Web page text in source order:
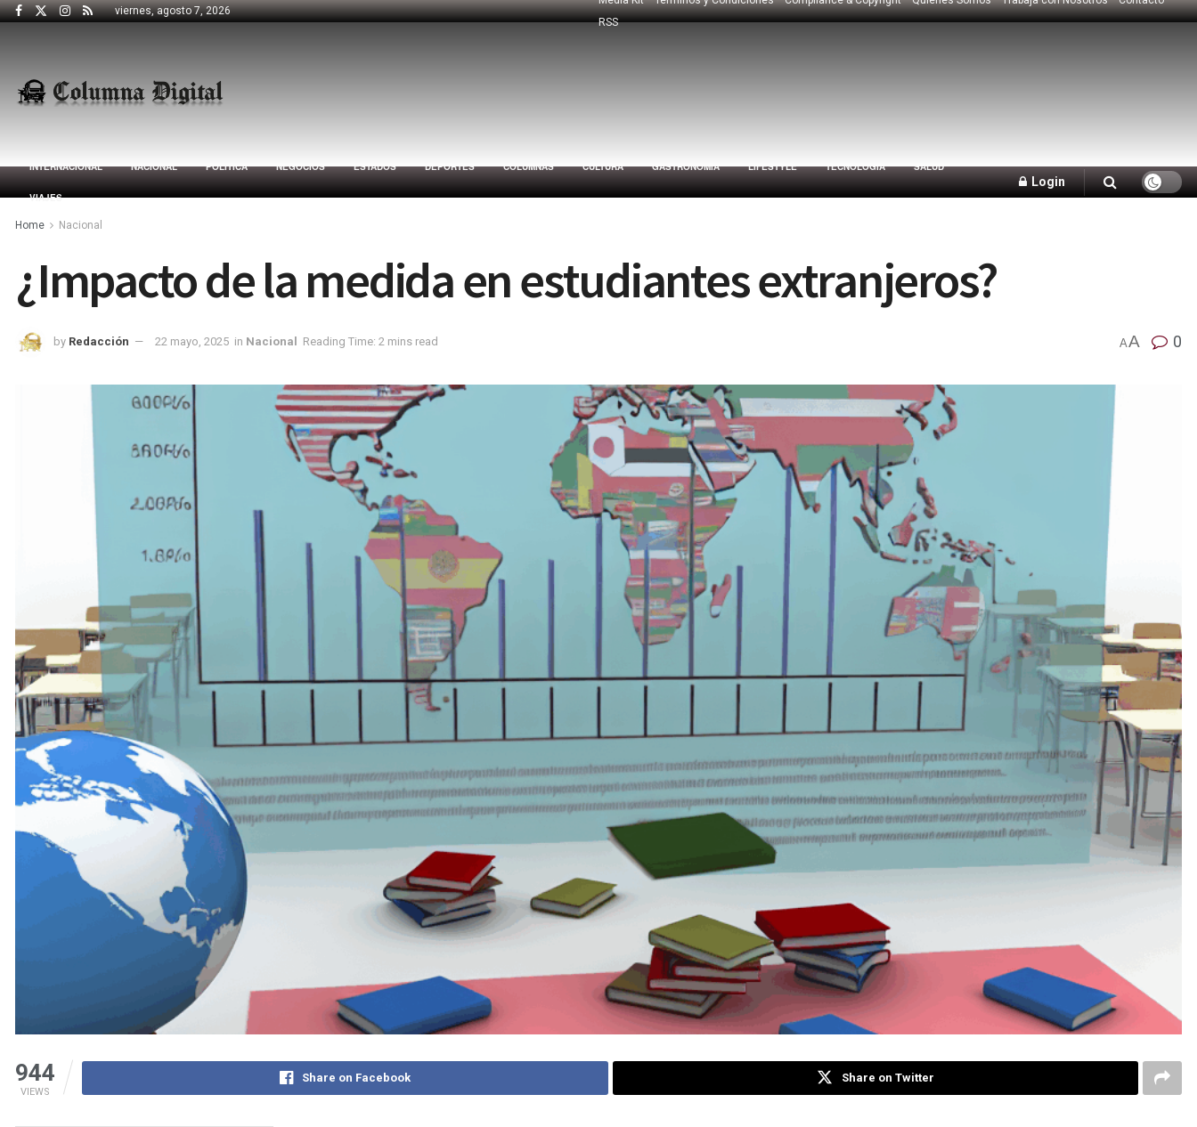
viernes, agosto 7, 2026
RSS
INTERNACIONAL NACIONAL POLÍTICA NEGOCIOS ESTADOS DEPORTES COLUMNAS CULTURA GASTRONOMÍA LIFESTYLE TECNOLOGÍA SALUD
VIAJES
Login
Home Nacional
¿Impacto de la medida en estudiantes extranjeros?
by Redacción 22 mayo, 2025 in Nacional Reading Time: 2 mins read AA 0
944
VIEWS
Share on Facebook Share on Twitter